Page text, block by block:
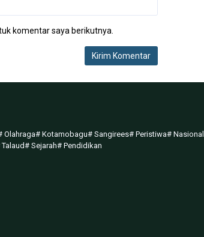
komentar saya berikutnya.
Olahraga# Kotamobagu# Sangirees# Peristiwa# Nasional
Talaud# Sejarah# Pendidikan